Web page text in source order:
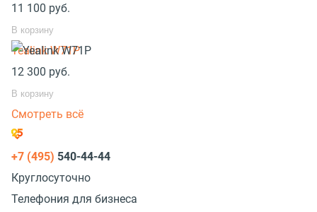
11 100 руб.
В корзину
Yealink W71P
12 300 руб.
В корзину
Смотреть всё
+7 (495) 540-44-44
Круглосуточно
Телефония для бизнеса